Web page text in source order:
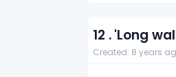
12 .'Long
Created: 8 years